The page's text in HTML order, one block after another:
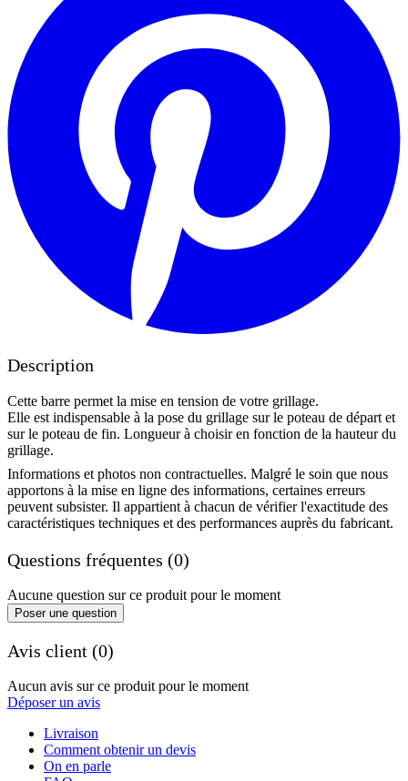
Description
Cette barre permet la mise en tension de votre grillage.
Elle est indispensable à la pose du grillage sur le poteau de départ et
sur le poteau de fin. Longueur à choisir en fonction de la hauteur du
grillage.
Informations et photos non contractuelles. Malgré le soin que nous
apportons à la mise en ligne des informations, certaines erreurs
peuvent subsister. Il appartient à chacun de vérifier l'exactitude des
caractéristiques techniques et des performances auprès du fabricant.
Questions fréquentes (0)
Aucune question sur ce produit pour le moment
Poser une question
Avis client (0)
Aucun avis sur ce produit pour le moment
Déposer un avis
Livraison
Comment obtenir un devis
On en parle